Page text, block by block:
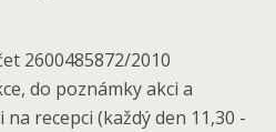
2600485872/2010
do poznámky akci a
recepci (každý den 11,30 -